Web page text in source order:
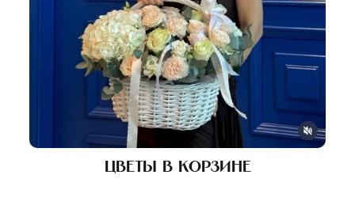
Цветы в корзине